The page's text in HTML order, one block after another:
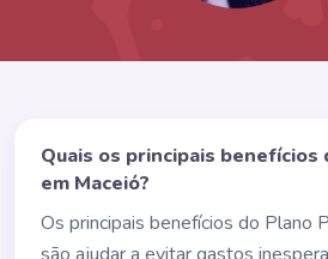
Quais os principais benefícios
em Maceió?
Os principais benefícios do Plano